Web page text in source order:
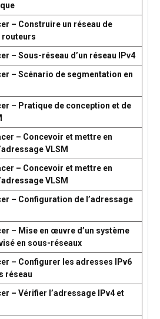
– Construire un réseau de
routeurs
– Sous-réseau d’un réseau IPv4
– Scénario de segmentation en
– Pratique de conception et de
– Concevoir et mettre en
VLSM
– Concevoir et mettre en
VLSM
– Configuration de l’adressage
– Mise en œuvre d’un système
en sous-réseaux
– Configurer les adresses IPv6
réseau
– Vérifier l’adressage IPv4 et